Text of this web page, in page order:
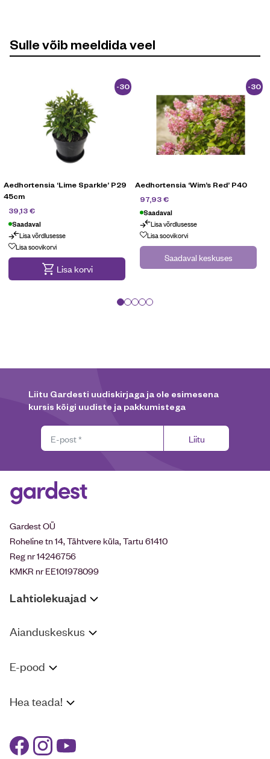
Sulle võib meeldida veel
-30
%
Aedhortensia ‘Lime Sparkle’ P29
45cm
39,13€
Saadaval
Lisa võrdlusesse
Lisa soovikorvi
Lisa korvi
-30
%
Aedhortensia ‘Wim’s Red’ P40
97,93€
Saadaval
Lisa võrdlusesse
Lisa soovikorvi
Saadaval keskuses
Liitu Gardesti uudiskirjaga ja ole esimesena
kursis kõigi uudiste ja pakkumistega
Liitu
Gardest OÜ
Roheline tn 14, Tähtvere küla, Tartu 61410
Reg nr 14246756
KMKR nr EE101978099
Lahtiolekuajad
Aianduskeskus
E-pood
Hea teada!